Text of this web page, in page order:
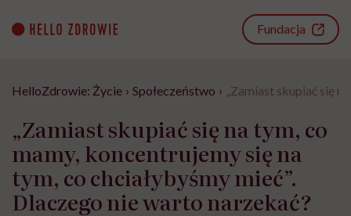
content
Fundacja
HelloZdrowie: Życie › Społeczeństwo › „Zamiast skupiać się
„Zamiast skupiać się na tym, co
mamy, koncentrujemy się na
tym, co chciałybyśmy mieć”.
Dlaczego nie warto narzekać?